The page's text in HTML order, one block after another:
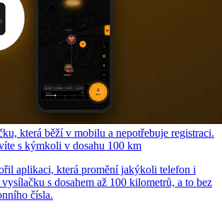
která běží v mobilu a nepotřebuje registraci.
s kýmkoli v dosahu 100 km
aplikaci, která promění jakýkoli telefon i
s dosahem až 100 kilometrů, a to bez
čísla.